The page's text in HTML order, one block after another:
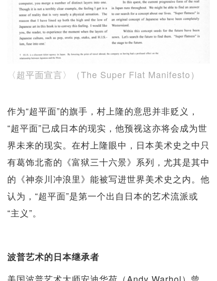
〈超平面宣言〉（The Super Flat Manifesto）
作为“超平面”的旗手，村上隆的意思并非贬义，
“超平面”已成日本的现实，他预视这亦将会成为世
界未来的现实。在村上隆眼中，日本美术史之中只
有葛饰北斋的《富狱三十六景》系列，尤其是其中
的《神奈川冲浪里》能被写进世界美术史之内。他
认为，“超平面”是第一个出自日本的艺术流派或
“主义”。
波普艺术的日本继承者